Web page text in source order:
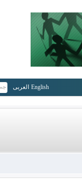
English العربی